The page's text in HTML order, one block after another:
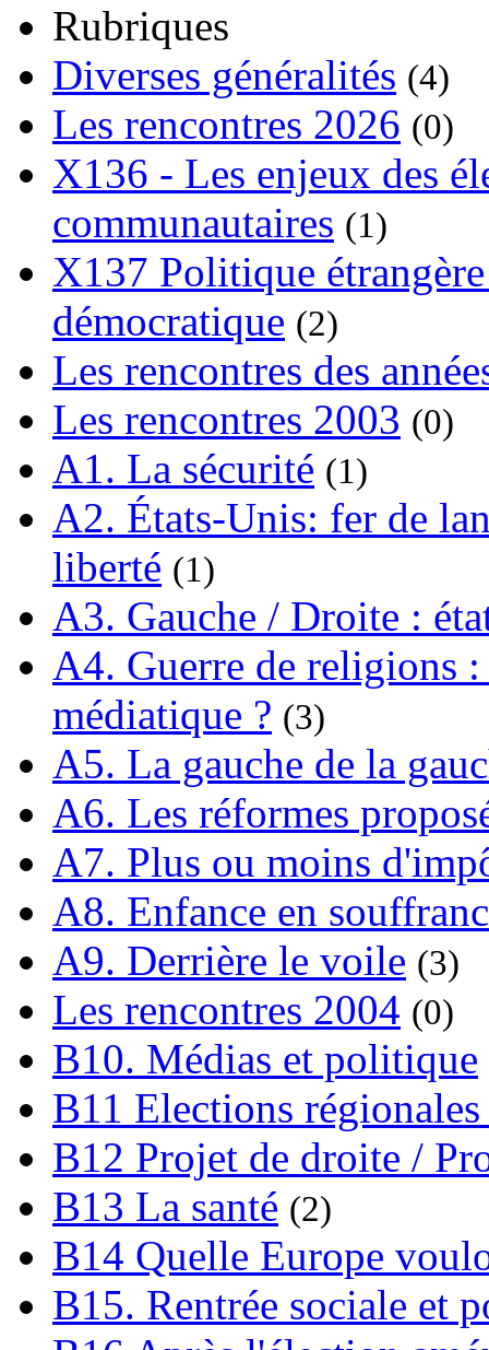
Rubriques
Diverses généralités (4)
Les rencontres 2026 (0)
X136 - Les enjeux des
communautaires (1)
X137 Politique
démocratique (2)
Les rencontres des
Les rencontres 2003 (0)
A1. La sécurité (1)
A2. États-Unis: fer de
liberté (1)
A3. Gauche / Droite :
A4. Guerre de religions
médiatique ? (3)
A5. La gauche de la
A6. Les réformes
A7. Plus ou moins
A8. Enfance en
A9. Derrière le voile (3)
Les rencontres 2004 (0)
B10. Médias et politique
B11 Elections régionales
B12 Projet de droite /
B13 La santé (2)
B14 Quelle Europe
B15. Rentrée sociale et